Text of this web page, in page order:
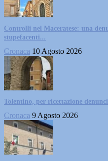
Controlli nel Maceratese: una
stupefacenti...
Cronaca 10 Agosto 2026
Tolentino, per ricettazione
Cronaca 9 Agosto 2026